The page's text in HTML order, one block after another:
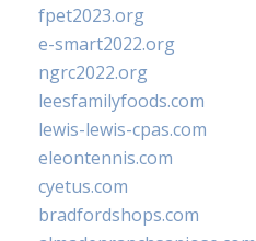
fpet2023.org
e-smart2022.org
ngrc2022.org
leesfamilyfoods.com
lewis-lewis-cpas.com
eleontennis.com
cyetus.com
bradfordshops.com